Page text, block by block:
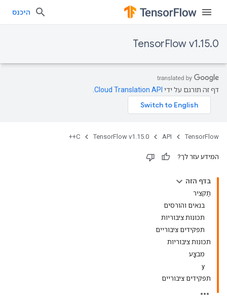
היכנס
TensorFlow v1.15.0
דף זה תורגם על ידי Cloud Translation API
TensorFlow
API
TensorFlow v1.15.0
C++
המידע עזר לך?
בדף הזה
תַקצִיר
בנאים והורסים
תכונות ציבוריות
תפקידים ציבוריים
תכונות ציבוריות
מִבצָע
y
תפקידים ציבוריים